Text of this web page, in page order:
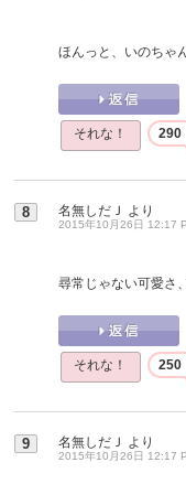
ほんっと、いのちゃ
それな！ 290
8 名無しだＪ より
2015年10月26日 12:17
尋常じゃない可愛さ
それな！ 250
9 名無しだＪ より
2015年10月26日 12:17